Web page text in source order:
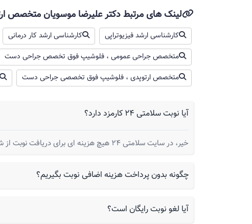
دکتر علیرضا موسویان
سلام. بعد ۶ ماه رباطها باید جوش خورده باشه اگر هر مشکلی بود باید بررسی بشن
برجستگی نرم در کف پا نوزاد و روش های درمان آن
باسلام پسرم 4سالشه از بدو تولد یه
کرد و الان برآمدگی نزدیک 3سانت
سلام. سال نو‌مبارک. هر توده ای که رشد میکنه باید
ضربه خوردن و آسیب دیدن ستون فقرات و روش های
لینک های مرتبط دکتر علیرضا موسویان متخصص
کارشناسی ارشد فیزیوتراپی کارشناسی ارشد کار درمانی
متخصص جراحی عمومی ، فلوشیپ فوق تخصص جراحی دست
متخصص ارتوپدی ، فلوشیپ فوق تخصصی جراحی دست
آیا نوبت سلامتی 24 کارمزد دارد؟
خیر، در سایت سلامتی 24 هیچ هزینه ای برای دریافت نوبت از شما گرفته نمیشود.
چگونه بدون پرداخت هزینه اضافی نوبت بگیریم؟
آیا لغو نوبت رایگان است؟